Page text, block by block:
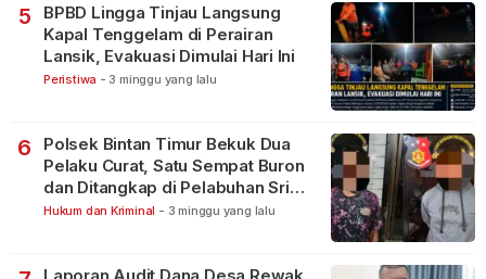
5
BPBD Lingga Tinjau Langsung
Kapal Tenggelam di Perairan
Lansik, Evakuasi Dimulai Hari Ini
Peristiwa - 3 minggu yang lalu
6
Polsek Bintan Timur Bekuk Dua
Pelaku Curat, Satu Sempat Buron
dan Ditangkap di Pelabuhan Sri
Bintan Pura
Hukum dan Kriminal - 3 minggu yang lalu
Laporan Audit Dana Desa Rewak